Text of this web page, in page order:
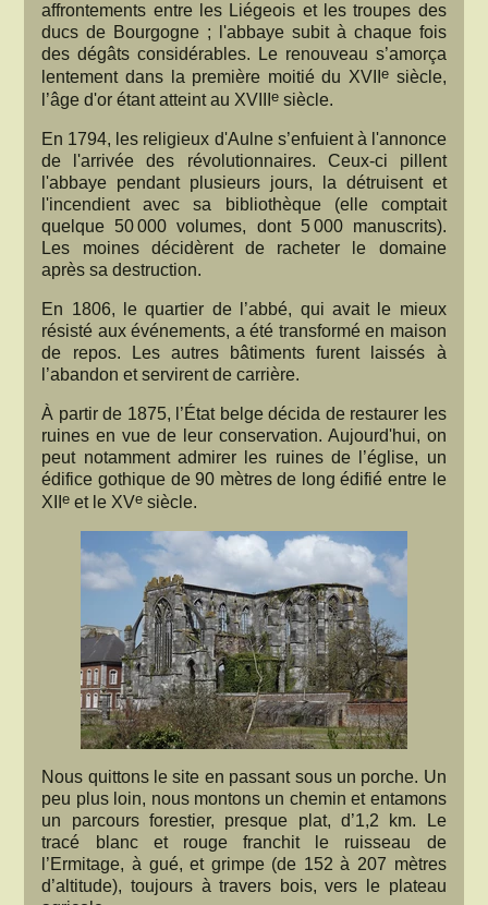
affrontements entre les Liégeois et les troupes des
ducs de Bourgogne ; l'abbaye subit à chaque fois
des dégâts considérables. Le renouveau s’amorça
lentement dans la première moitié du XVIIe siècle,
l’âge d'or étant atteint au XVIIIe siècle.
En 1794, les religieux d'Aulne s’enfuient à l'annonce
de l'arrivée des révolutionnaires. Ceux-ci pillent
l'abbaye pendant plusieurs jours, la détruisent et
l'incendient avec sa bibliothèque (elle comptait
quelque 50 000 volumes, dont 5 000 manuscrits).
Les moines décidèrent de racheter le domaine
après sa destruction.
En 1806, le quartier de l’abbé, qui avait le mieux
résisté aux événements, a été transformé en maison
de repos. Les autres bâtiments furent laissés à
l’abandon et servirent de carrière.
À partir de 1875, l’État belge décida de restaurer les
ruines en vue de leur conservation. Aujourd'hui, on
peut notamment admirer les ruines de l’église, un
édifice gothique de 90 mètres de long édifié entre le
XIIe et le XVe siècle.
Nous quittons le site en passant sous un porche. Un
peu plus loin, nous montons un chemin et entamons
un parcours forestier, presque plat, d’1,2 km. Le
tracé blanc et rouge franchit le ruisseau de
l’Ermitage, à gué, et grimpe (de 152 à 207 mètres
d’altitude), toujours à travers bois, vers le plateau